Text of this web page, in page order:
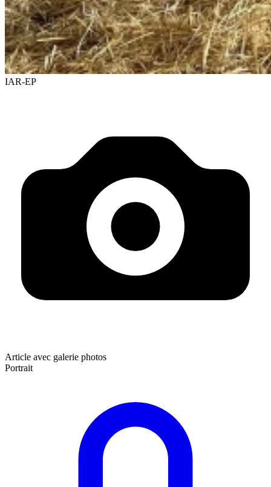
IAR-EP
Article avec galerie photos
Portrait